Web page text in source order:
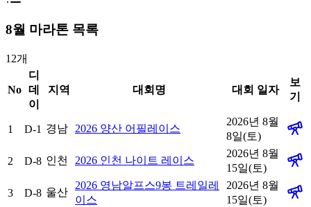
8월 마라톤 목록
12개
No
디
데
이
지역 대회명 대회 일자
보
기
1 D-1 경남 2026 양산 어필레이스
2026년 8월
8일(토)
2 D-8 인천 2026 인천 나이트 레이스
2026년 8월
15일(토)
3 D-8 울산
2026 영남알프스9봉 트레일레
이스
2026년 8월
15일(토)